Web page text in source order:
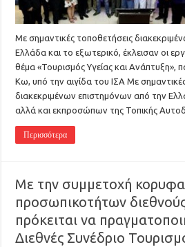
Με σημαντικές τοποθετήσεις
Ελλάδα και το εξωτερικό, έκλεισαν οι
θέμα «Τουρισμός Υγείας και Ανάπτυξη»,
Κω, υπό την αιγίδα του ΙΣΑ Με
διακεκριμένων επιστημόνων από την
αλλά και εκπροσώπων της Τοπικής
Περισσότερα
Με την συμμετοχή
προσωπικοτήτων
πρόκειται να
Διεθνές Συνέδριο